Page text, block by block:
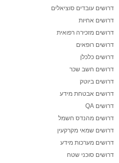
דרושים עובדים סוציאלים
דרושים אחיות
דרושים מזכירה רפואית
דרושים רופאים
דרושים כלכלן
דרושים חשב שכר
דרושים ביוטק
דרושים אבטחת מידע
דרושים QA
דרושים מהנדס חשמל
דרושים שמאי מקרקעין
דרושים מערכות מידע
דרושים סוכני שטח